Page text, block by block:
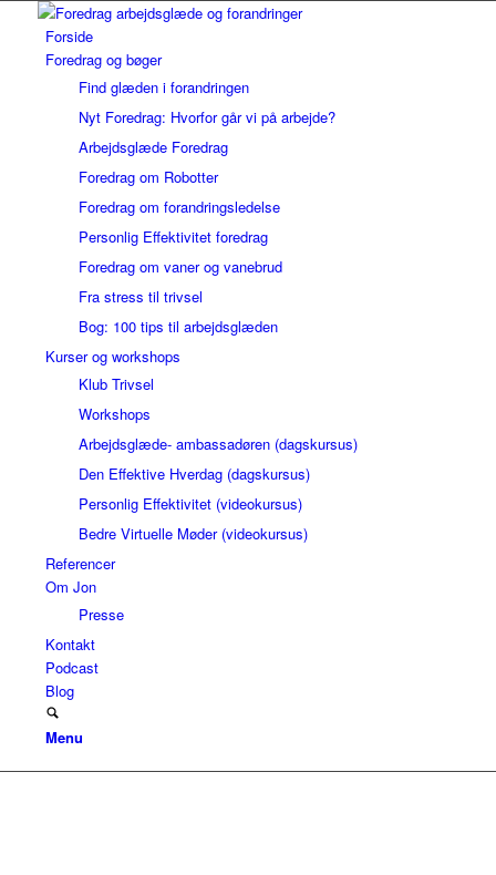
Forside
Foredrag og bøger
Find glæden i forandringen
Nyt Foredrag: Hvorfor går vi på arbejde?
Arbejdsglæde Foredrag
Foredrag om Robotter
Foredrag om forandringsledelse
Personlig Effektivitet foredrag
Foredrag om vaner og vanebrud
Fra stress til trivsel
Bog: 100 tips til arbejdsglæden
Kurser og workshops
Klub Trivsel
Workshops
Arbejdsglæde- ambassadøren (dagskursus)
Den Effektive Hverdag (dagskursus)
Personlig Effektivitet (videokursus)
Bedre Virtuelle Møder (videokursus)
Referencer
Om Jon
Presse
Kontakt
Podcast
Blog
Menu